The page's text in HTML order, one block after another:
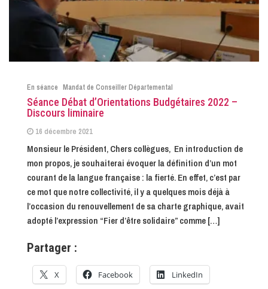
En séance Mandat de Conseiller Départemental
Séance Débat d’Orientations Budgétaires 2022 –
Discours liminaire
16 décembre 2021
Monsieur le Président, Chers collègues, En introduction de
mon propos, je souhaiterai évoquer la définition d’un mot
courant de la langue française : la fierté. En effet, c’est par
ce mot que notre collectivité, il y a quelques mois déjà à
l’occasion du renouvellement de sa charte graphique, avait
adopté l’expression “Fier d’être solidaire” comme […]
Partager :
X Facebook LinkedIn